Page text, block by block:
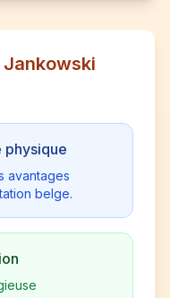
physique
avantages
belge.